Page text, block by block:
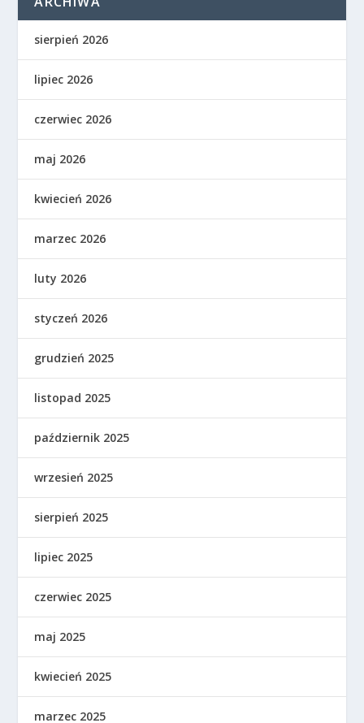
sierpień 2026
lipiec 2026
czerwiec 2026
maj 2026
kwiecień 2026
marzec 2026
luty 2026
styczeń 2026
grudzień 2025
listopad 2025
październik 2025
wrzesień 2025
sierpień 2025
lipiec 2025
czerwiec 2025
maj 2025
kwiecień 2025
marzec 2025